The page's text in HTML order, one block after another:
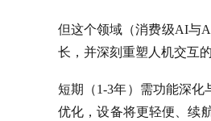
但这个领域（消费级AI与
长，并深刻重塑人机交互的
短期（1-3年）需功能深化
优化，设备将更轻便、续